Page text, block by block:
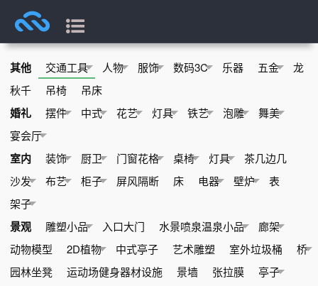
其他 交通工具 人物 服饰 数码3C 乐器 五金
龙
秋千
吊椅 吊床
婚礼 摆件 中式 花艺 灯具 铁艺 泡雕
舞美
宴会厅
室内 装饰 厨卫 门窗花格 桌椅 灯具
茶几边几
沙发
布艺 柜子 屏风隔断 床 电器 壁炉
表
架子
景观 雕塑小品 入口大门 水景喷泉温泉小品
廊架
动物模型
2D植物 中式亭子 艺术雕塑 室外垃圾桶
桥
园林坐凳
运动场健身器材设施 景墙 张拉膜
亭子